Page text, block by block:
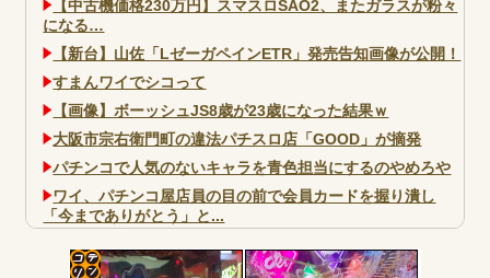
【中古機価格230万円】スマスロSAO2、またガラスが粉々
になる…
【新台】山佐「LゼーガペインETR」発売告知画像が公開！
すまんワイでシコって
【画像】ボーッシュJS8歳が23歳になった結果ｗ
大阪市宗右衛門町の違法パチスロ店「GOOD」が摘発
パチンコで人気のないキャラを青色担当にするのやめろや
ワイ、パチンコ屋店員の目の前で会員カードを握り潰し
「今までありがとう」と...
ヤバいか教えて？...